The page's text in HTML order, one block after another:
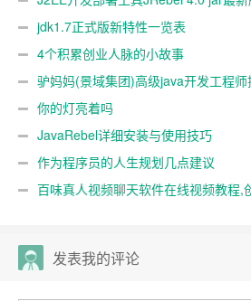
jdk1.7正式版新特性一览表
4个积累创业人脉的小故事
驴妈妈(景域集团)高级java开发工程
你的灯亮着吗
JavaRebel详细安装与使用技巧
作为程序员的人生规划几点建议
百味真人视频聊天软件在线视频教程,
发表我的评论